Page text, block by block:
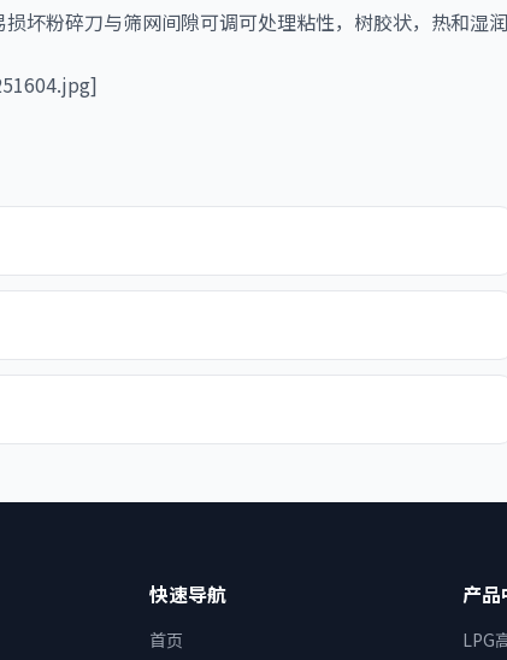
坏粉碎刀与筛网间隙可调可处理粘性，树胶状，热和湿润
快速导航
首页
产品
LPG